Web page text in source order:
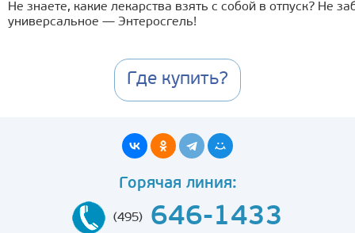
Не знаете, какие лекарства взять с собой в отпуск? Не
универсальное — Энтеросгель!
Где купить?
Горячая линия:
(495) 646-1433